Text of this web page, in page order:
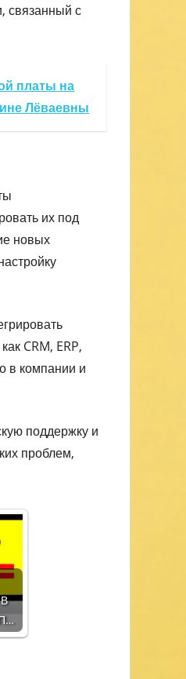
связанный с
платы на
Лёваевны
их под
новых
CRM, ERP,
в компании и
поддержку и
проблем,